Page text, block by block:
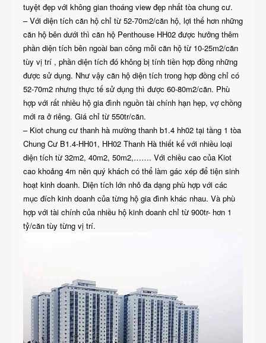
tuyệt đẹp với không gian thoáng view đẹp nhất tòa chung cư.
– Với diện tích căn hộ chỉ từ 52-70m2/căn hộ, lợi thế hơn những
căn hộ bên dưới thì căn hộ Penthouse HH02 được hưởng thêm
phần diện tích bên ngoài ban công mỗi căn hộ từ 10-25m2/căn
tùy vị trí , phần diện tích đó không bị tính tiền hợp đồng những
được sử dụng. Như vậy căn hộ diện tích trong hợp đồng chỉ có
52-70m2 nhưng thực tế sử dụng thì được 60-80m2/căn. Phù
hợp với rất nhiều hộ gia đình nguồn tài chính hạn hẹp, vợ chồng
mới ra ở riêng. Giá chỉ từ 550tr/căn.
– Kiot chung cư thanh hà mường thanh b1.4 hh02 tại tầng 1 tòa
Chung Cư B1.4-HH01, HH02 Thanh Hà thiết kế với nhiều loại
diện tích từ 32m2, 40m2, 50m2,……. Với chiều cao của Kiot
cao khoảng 4m nên quý khách có thể làm gác xép để tiện sinh
hoạt kinh doanh. Diện tích lớn nhỏ đa dạng phù hợp với các
mục đích kinh doanh của từng hộ gia đình khác nhau. Và phù
hợp với tài chính của nhiều hộ kinh doanh chỉ từ 900tr- hơn 1
tỷ/căn tùy từng vị trí.